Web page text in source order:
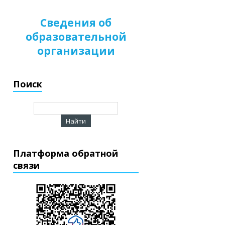
Сведения об
образовательной
организации
Поиск
Платформа обратной
связи